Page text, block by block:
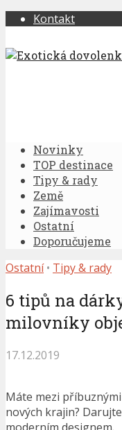
Kontakt
Novinky
TOP destinace
Tipy & rady
Země
Zajímavosti
Ostatní
Doporučujeme
Ostatní • Tipy & rady
6 tipů na
milovníky
17.12.2019
Máte mezi
nových krajin?